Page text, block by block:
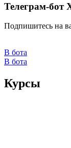
Телеграм-бот
Подпишитесь на
В бота
В бота
Курсы